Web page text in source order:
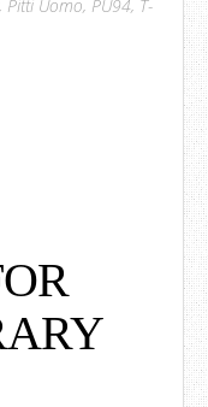
, Pitti Uomo, PU94, T-